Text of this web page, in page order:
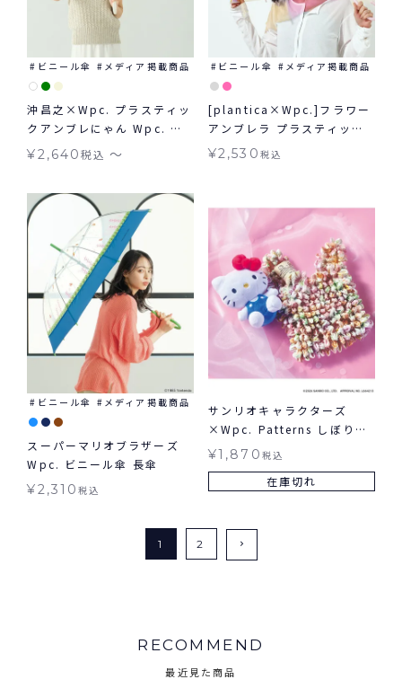
ビニール傘 メディア掲載商品
沖昌之×Wpc. プラスティッ
クアンブレにゃん Wpc. ビ
ニール傘
¥2,640税込 〜
ビニール傘 メディア掲載商品
[plantica×Wpc.]フラワー
アンブレラ プラスティック
シャイニー shiny plastic
¥2,530 税込
ビニール傘 メディア掲載商品
スーパーマリオブラザーズ
Wpc. ビニール傘 長傘
¥2,310税込
サンリオキャラクターズ
×Wpc. Patterns しぼりバ
ッグ お買い物 バッグ ギフト
¥1,870 税込
在庫切れ
1 2
RECOMMEND
最近見た商品